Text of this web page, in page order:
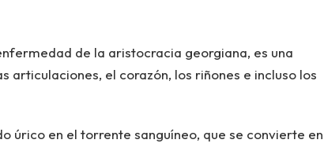
de la aristocracia georgiana, es una
el corazón, los riñones e incluso los
úrico en el torrente sanguíneo, que se convierte en